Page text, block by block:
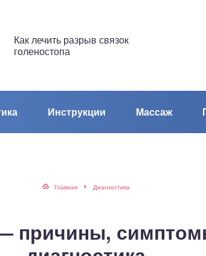
Как лечить разрыв связок
голеностопа
Инструкции Массаж
Главная Диагностика
причины,